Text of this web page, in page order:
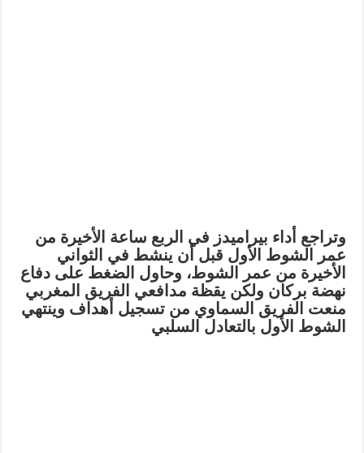
وتراجع أداء بيراميدز في الربع ساعة الأخيرة من
عمر الشوط الأول قبل أن ينشط في الثواني
الأخيرة من عمر الشوط، وحاول الضغط على دفاع
نهضة بركان ولكن يقظة مدافعي الفريق المغربي
منعت الفريق السماوي من تسجيل أهداف وينتهي
الشوط الأول بالتعادل السلبي